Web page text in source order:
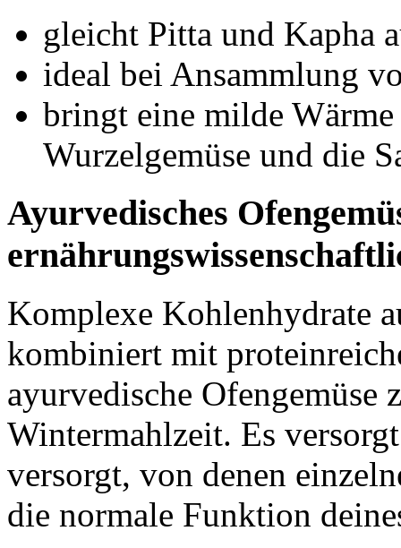
gleicht Pitta und Kapha
ideal bei Ansammlung
bringt eine milde
Wurzelgemüse und die
Ayurvedisches
Komplexe Kohlenhydrate
kombiniert mit
ayurvedische Ofengemüse
Wintermahlzeit. Es
versorgt, von denen
die normale Funktion